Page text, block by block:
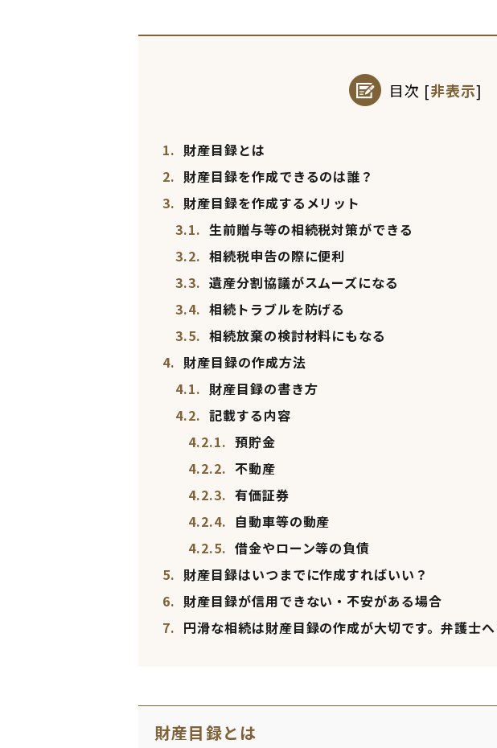
目次 [非表示]
1. 財産目録とは
2. 財産目録を作成できるのは誰？
3. 財産目録を作成するメリット
3.1. 生前贈与等の相続税対策ができる
3.2. 相続税申告の際に便利
3.3. 遺産分割協議がスムーズになる
3.4. 相続トラブルを防げる
3.5. 相続放棄の検討材料にもなる
4. 財産目録の作成方法
4.1. 財産目録の書き方
4.2. 記載する内容
4.2.1. 預貯金
4.2.2. 不動産
4.2.3. 有価証券
4.2.4. 自動車等の動産
4.2.5. 借金やローン等の負債
5. 財産目録はいつまでに作成すればいい？
6. 財産目録が信用できない・不安がある場合
7. 円滑な相続は財産目録の作成が大切です。弁護士
財産目録とは